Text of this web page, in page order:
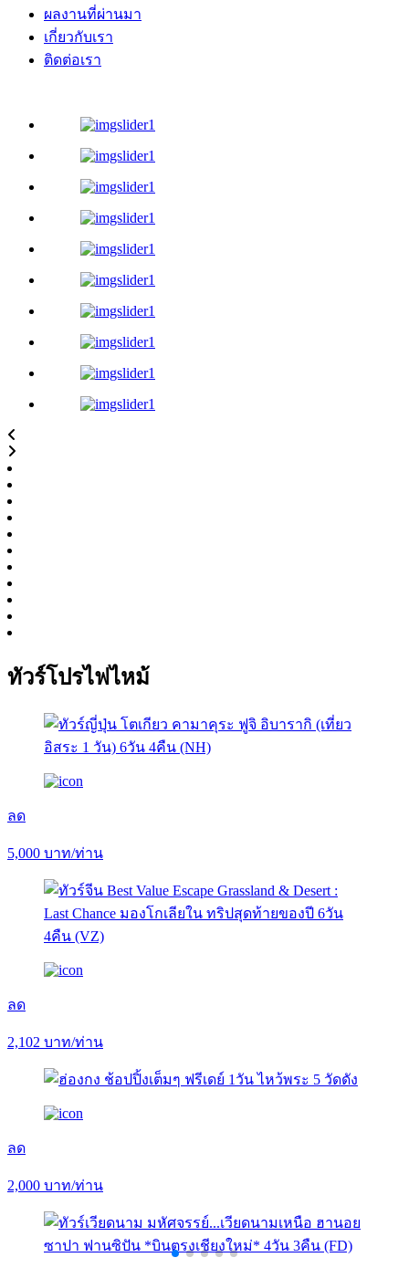
ผลงานที่ผ่านมา
เกี่ยวกับเรา
ติดต่อเรา
ทัวร์โปรไฟไหม้
ลด
5,000 บาท/ท่าน
ลด
2,102 บาท/ท่าน
ลด
2,000 บาท/ท่าน